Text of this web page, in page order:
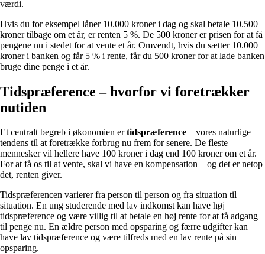
værdi.
Hvis du for eksempel låner 10.000 kroner i dag og skal betale 10.500
kroner tilbage om et år, er renten 5 %. De 500 kroner er prisen for at få
pengene nu i stedet for at vente et år. Omvendt, hvis du sætter 10.000
kroner i banken og får 5 % i rente, får du 500 kroner for at lade banken
bruge dine penge i et år.
Tidspræference – hvorfor vi foretrækker
nutiden
Et centralt begreb i økonomien ertidspræference – vores naturlige
tendens til at foretrække forbrug nu frem for senere. De fleste
mennesker vil hellere have 100 kroner i dag end 100 kroner om et år.
For at få os til at vente, skal vi have en kompensation – og det er netop
det, renten giver.
Tidspræferencen varierer fra person til person og fra situation til
situation. En ung studerende med lav indkomst kan have høj
tidspræference og være villig til at betale en høj rente for at få adgang
til penge nu. En ældre person med opsparing og færre udgifter kan
have lav tidspræference og være tilfreds med en lav rente på sin
opsparing.